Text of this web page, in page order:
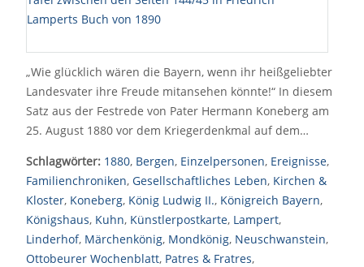
„Wie glücklich wären die Bayern, wenn ihr heißgeliebter
Landesvater ihre Freude mitansehen könnte!“ In diesem
Satz aus der Festrede von Pater Hermann Koneberg am
25. August 1880 vor dem Kriegerdenkmal auf dem…
Schlagwörter: 1880, Bergen, Einzelpersonen, Ereignisse,
Familienchroniken, Gesellschaftliches Leben, Kirchen &
Kloster, Koneberg, König Ludwig II., Königreich Bayern,
Königshaus, Kuhn, Künstlerpostkarte, Lampert,
Linderhof, Märchenkönig, Mondkönig, Neuschwanstein,
Ottobeurer Wochenblatt, Patres & Fratres,